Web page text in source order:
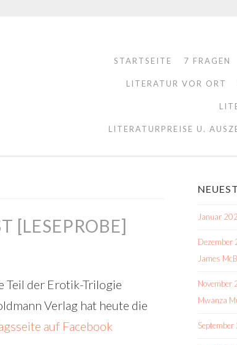
STARTSEITE 7 FRAGEN
LITERATUR VOR ORT
LITERATURPREISE U.
[LESEPROBE]
der Erotik-Trilogie
Verlag hat heute die
auf Facebook
Januar
Dezember
James
November
Mwanza